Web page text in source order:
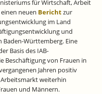
für Wirtschaft, Arbeit
neuen Berichtzur
im Land
und
Baden-Württemberg. Eine
Basis des IAB-
Beschäftigung von Frauen in
Jahren positiv
weiterhin
und Männern.